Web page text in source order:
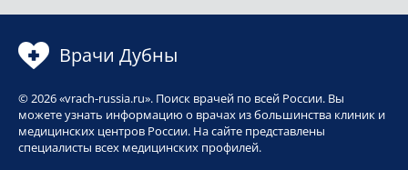
Врачи Дубны
© 2026 «vrach-russia.ru». Поиск врачей по всей России. Вы
можете узнать информацию о врачах из большинства клиник и
медицинских центров России. На сайте представлены
специалисты всех медицинских профилей.